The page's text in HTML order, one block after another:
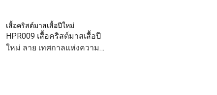
เสื้อคริสต์มาสเสื้อปีใหม่
HPR009 เสื้อคริสต์มาสเสื้อปี
ใหม่ ลาย เทศกาลแห่งความ